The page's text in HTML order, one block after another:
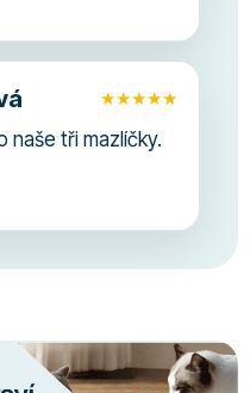
★★★★★
naše tři mazlíčky.